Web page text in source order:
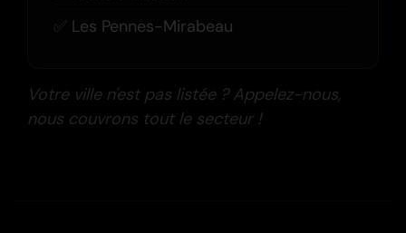
Les Pennes-Mirabeau
Votre ville n'est pas listée ? Appelez-nous,
nous couvrons tout le secteur !